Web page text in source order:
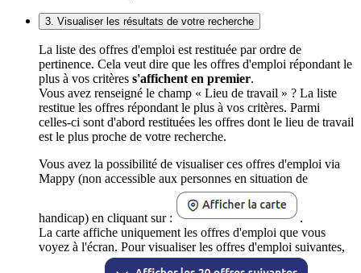
3. Visualiser les résultats de votre recherche
La liste des offres d'emploi est restituée par ordre de
pertinence. Cela veut dire que les offres d'emploi répondant le
plus à vos critères s'affichent en premier.
Vous avez renseigné le champ « Lieu de travail » ? La liste
restitue les offres répondant le plus à vos critères. Parmi
celles-ci sont d'abord restituées les offres dont le lieu de travail
est le plus proche de votre recherche.
Vous avez la possibilité de visualiser ces offres d'emploi via
Mappy (non accessible aux personnes en situation de
handicap) en cliquant sur :
.
La carte affiche uniquement les offres d'emploi que vous
voyez à l'écran. Pour visualiser les offres d'emploi suivantes,